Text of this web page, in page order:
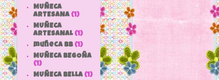
MUÑECA
ARTESANA (1)
MUÑECA
ARTESANAL (1)
muñeca bb (1)
MUÑECA BEGOÑA
(1)
MUÑECA BELLA (1)